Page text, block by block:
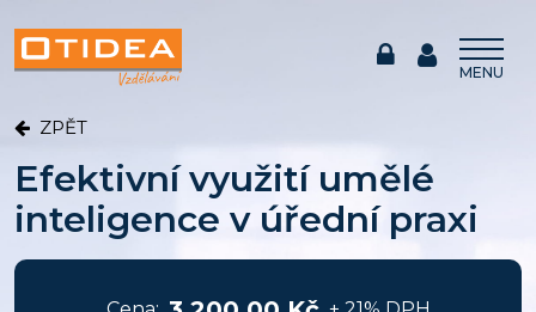
MENU
ZPĚT
Efektivní využití umělé
inteligence v úřední praxi